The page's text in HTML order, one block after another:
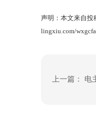
声明：本文来自投
lingxiu.com/
上一篇： 电